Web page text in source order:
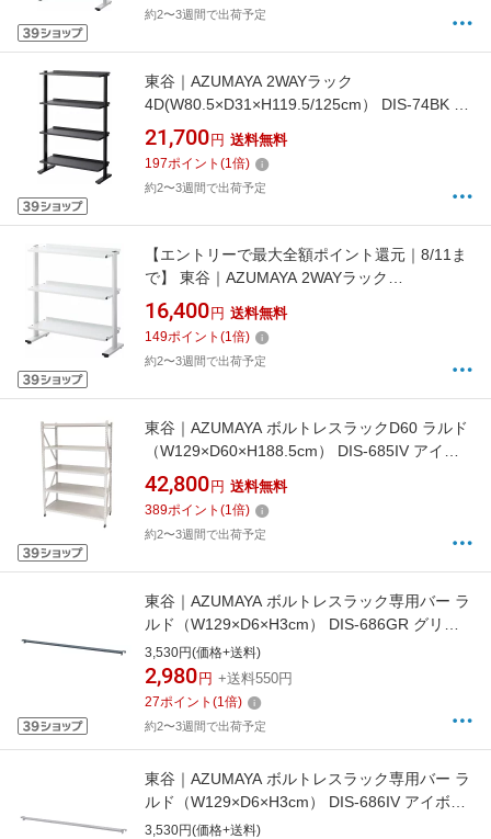
約2〜3週間で出荷予定
東谷｜AZUMAYA 2WAYラック
4D(W80.5×D31×H119.5/125cm） DIS-74BK ブ
ラック
21,700 円 送料無料
197ポイント (1倍)
約2〜3週間で出荷予定
【エントリーで最大全額ポイント還元｜8/11ま
で】 東谷｜AZUMAYA 2WAYラック
3D(W80.5×D31×H85.5/91cm） DIS-73WH ホワ
イト
16,400 円 送料無料
149ポイント (1倍)
約2〜3週間で出荷予定
東谷｜AZUMAYA ボルトレスラックD60 ラルド
（W129×D60×H188.5cm） DIS-685IV アイボ
リー
42,800 円 送料無料
389ポイント (1倍)
約2〜3週間で出荷予定
東谷｜AZUMAYA ボルトレスラック専用バー ラ
ルド（W129×D6×H3cm） DIS-686GR グリー
ン【キャンセル・返品不可】
3,530円(価格+送料)
2,980 円 +送料550円
27ポイント (1倍)
約2〜3週間で出荷予定
東谷｜AZUMAYA ボルトレスラック専用バー ラ
ルド（W129×D6×H3cm） DIS-686IV アイボリ
ー【キャンセル・返品不可】
3,530円(価格+送料)